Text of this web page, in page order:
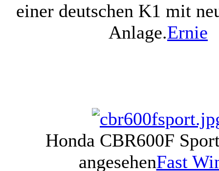
einer deutschen K1 mit
Anlage.Ernie
Honda CBR600F
angesehenFast